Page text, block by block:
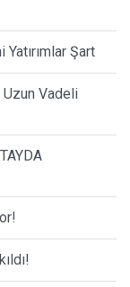
Şart
Uzun Vadeli